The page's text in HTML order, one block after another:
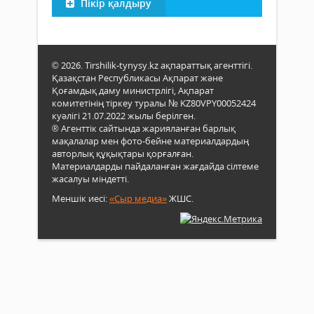
Пікір қалдыру
© 2026. Tirshilik-tynysy.kz ақпараттық агенттігі.
Қазақстан Республикасы Ақпарат және
Қоғамдық даму министрлігі, Ақпарат
комитетінің тіркеу туралы № KZ80VPY00052424
куәлігі 21.07.2022 жылы берілген.
® Агенттік сайтында жарияланған барлық
мақалалар мен фото-бейне материалдардың
авторлық құқықтары қорғалған.
Материалдарды пайдаланған жағдайда сілтеме
жасалуы міндетті.
Меншік иесі:«Сыр медиа»ЖШС.